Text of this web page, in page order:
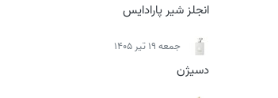
انجلز شیر پارادایس
جمعه 19 تیر 1405
دسیژن